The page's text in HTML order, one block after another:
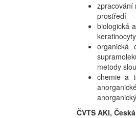
zpracování
prostředí
biologická
organická
metody
chemie a
ČVTS AKI,